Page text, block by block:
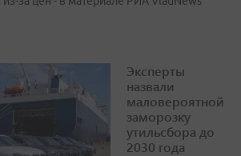
Эксперты
назвали
маловероятной
заморозку
утильсбора до
2030 года